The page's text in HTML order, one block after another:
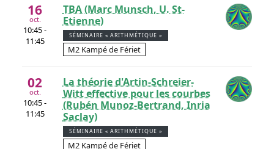
16
oct.
10:45 -
11:45
TBA (Marc Munsch, U. St-
Etienne)
SÉMINAIRE « ARITHMÉTIQUE »
M2 Kampé de Fériet
02
oct.
10:45 -
11:45
La théorie d'Artin-Schreier-
Witt effective pour les courbes
(Rubén Munoz-Bertrand, Inria
Saclay)
SÉMINAIRE « ARITHMÉTIQUE »
M2 Kampé de Fériet